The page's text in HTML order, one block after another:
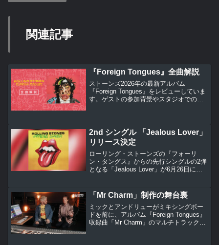
関連記事
『Foreign Tongues』全曲解説
ストーンズ2026年の最新アルバム
『Foreign Tongues』をレビューしていま
す。ゲストの参加背景やスタジオでの逸
2nd シングル 「Jealous Lover」
リリース決定
ローリング・ストーンズの『フォーリ
ン・タングス』からの先行シングルの2弾
となる「Jealous Lover」が6月26日にリ
ソウルフルなR&Bグルーヴを融合させて
いるとのこと。
「Mr Charm」制作の舞台裏
ミックとアンドリューがミキシングボー
ドを前に、アルバム『Foreign Tongues』
収録曲「Mr Charm」のマルチトラック音